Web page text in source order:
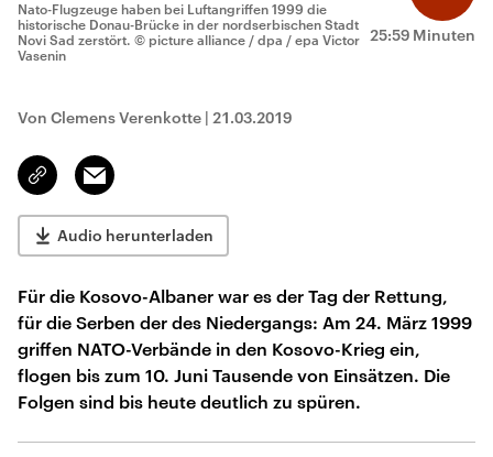
25:59 Minuten
Nato-Flugzeuge haben bei Luftangriffen 1999 die
historische Donau-Brücke in der nordserbischen Stadt
Novi Sad zerstört. © picture alliance / dpa / epa Victor
Vasenin
Von Clemens Verenkotte | 21.03.2019
Link
kopieren/teilen
Email
Audio herunterladen
Für die Kosovo-Albaner war es der Tag der Rettung,
für die Serben der des Niedergangs: Am 24. März 1999
griffen NATO-Verbände in den Kosovo-Krieg ein,
flogen bis zum 10. Juni Tausende von Einsätzen. Die
Folgen sind bis heute deutlich zu spüren.